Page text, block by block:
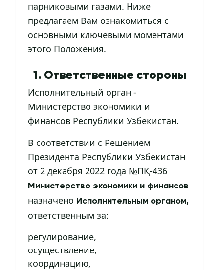
парниковыми газами. Ниже
предлагаем Вам ознакомиться с
основными ключевыми моментами
этого Положения.
1. Ответственные стороны
Исполнительный орган -
Министерство экономики и
финансов Республики Узбекистан.
В соответствии с Решением
Президента Республики Узбекистан
от 2 декабря 2022 года №ПҚ-436
Министерство экономики и финансов
назначено Исполнительным органом,
ответственным за:
регулирование,
осуществление,
координацию,